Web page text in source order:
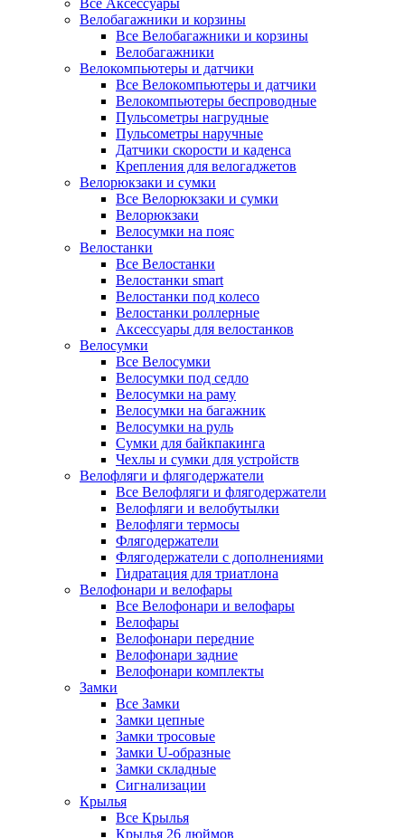
Все Аксессуары
Велобагажники и корзины
Все Велобагажники и корзины
Велобагажники
Велокомпьютеры и датчики
Все Велокомпьютеры и датчики
Велокомпьютеры беспроводные
Пульсометры нагрудные
Пульсометры наручные
Датчики скорости и каденса
Крепления для велогаджетов
Велорюкзаки и сумки
Все Велорюкзаки и сумки
Велорюкзаки
Велосумки на пояс
Велостанки
Все Велостанки
Велостанки smart
Велостанки под колесо
Велостанки роллерные
Аксессуары для велостанков
Велосумки
Все Велосумки
Велосумки под седло
Велосумки на раму
Велосумки на багажник
Велосумки на руль
Сумки для байкпакинга
Чехлы и сумки для устройств
Велофляги и флягодержатели
Все Велофляги и флягодержатели
Велофляги и велобутылки
Велофляги термосы
Флягодержатели
Флягодержатели с дополнениями
Гидратация для триатлона
Велофонари и велофары
Все Велофонари и велофары
Велофары
Велофонари передние
Велофонари задние
Велофонари комплекты
Замки
Все Замки
Замки цепные
Замки тросовые
Замки U-образные
Замки складные
Сигнализации
Крылья
Все Крылья
Крылья 26 дюймов